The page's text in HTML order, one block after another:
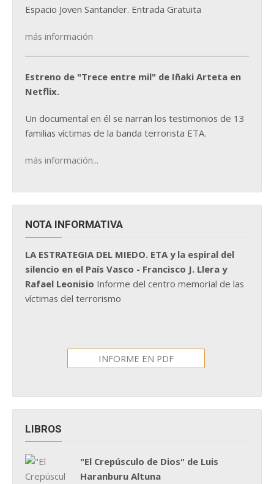
Espacio Joven Santander. Entrada Gratuita
más información
Estreno de "Trece entre mil" de Iñaki Arteta en
Netflix.
Un documental en él se narran los testimonios de 13
familias víctimas de la banda terrorista ETA.
más información...
NOTA INFORMATIVA
LA ESTRATEGIA DEL MIEDO. ETA y la espiral del
silencio en el País Vasco - Francisco J. Llera y
Rafael Leonisio Informe del centro memorial de las
víctimas del terrorismo
INFORME EN PDF
LIBROS
"El Crepúsculo de Dios" de Luis
Haranburu Altuna